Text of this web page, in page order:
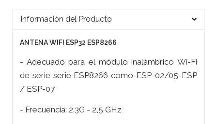
Información del Producto
ANTENA WIFI ESP32 ESP8266
- Adecuado para el módulo inalámbrico Wi-Fi
de serie serie ESP8266 como ESP-02/05-ESP
/ ESP-07
- Frecuencia: 2.3G - 2,5 GHz